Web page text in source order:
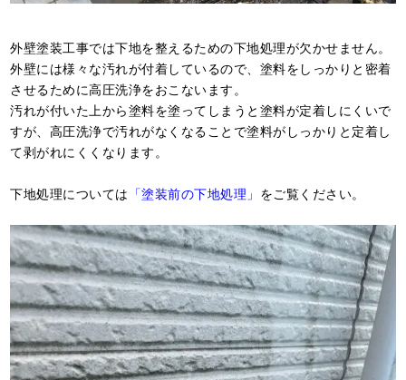
外壁塗装工事では下地を整えるための下地処理が欠かせません。
外壁には様々な汚れが付着しているので、塗料をしっかりと密着
させるために高圧洗浄をおこないます。
汚れが付いた上から塗料を塗ってしまうと塗料が定着しにくいで
すが、高圧洗浄で汚れがなくなることで塗料がしっかりと定着し
て剥がれにくくなります。
下地処理については 「塗装前の下地処理」 をご覧ください。